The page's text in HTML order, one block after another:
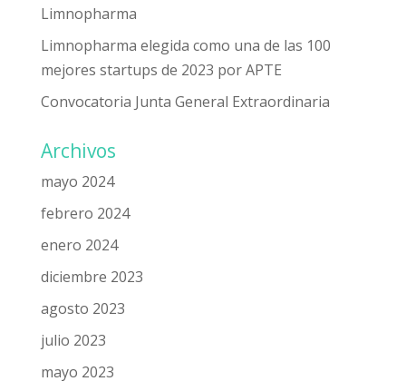
Limnopharma
Limnopharma elegida como una de las 100
mejores startups de 2023 por APTE
Convocatoria Junta General Extraordinaria
Archivos
mayo 2024
febrero 2024
enero 2024
diciembre 2023
agosto 2023
julio 2023
mayo 2023